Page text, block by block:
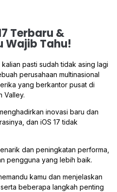
Terbaru &
Wajib Tahu!
kalian pasti sudah tidak asing lagi
perusahaan multinasional
yang berkantor pusat di
Valley.
inovasi baru dan
dan iOS 17 tidak
dan peningkatan performa,
pengguna yang lebih baik.
kamu dan menjelaskan
beberapa langkah penting